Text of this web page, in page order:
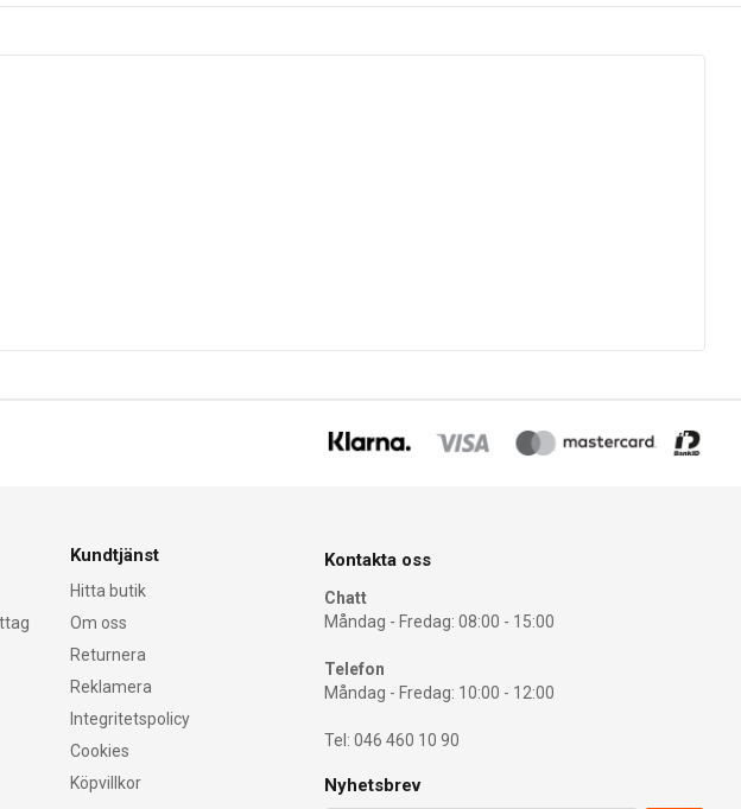
Kundtjänst
Hitta butik
Om oss
Returnera
Reklamera
Integritetspolicy
Cookies
Köpvillkor
Kontakta oss
Chatt
Måndag - Fredag: 08:00 - 15:00
Telefon
Måndag - Fredag: 10:00 - 12:00
Tel: 046 460 10 90
Nyhetsbrev